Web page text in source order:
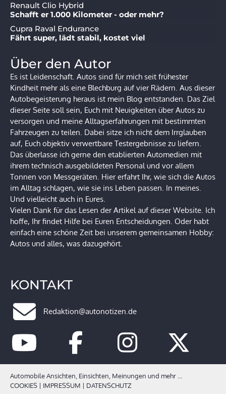
Renault Clio Hybrid
Schafft er 1.000 Kilometer - oder mehr?
Cupra Raval Endurance
Fährt super, lädt stabil, kostet viel
Über den Autor
Es ist Leidenschaft. Autos sind für mich seit frühester
Kindheit mehr als eine Blechburg auf vier Rädern. Aus dieser
Autobegeisterung heraus ist mein Blog entstanden. Das Ziel
dieser Seite soll sein, Euch mit Neuigkeiten über Autos zu
versorgen und meine Alltagserfahrungen mit bestimmten
Fahrzeugen zu teilen. Dabei sitze ich nicht dem Irrglauben
auf, Euch objektiv verwertbare Testergebnisse zu liefern.
Das überlasse ich gerne den etablierten Automedien mit
ihrem technisch ausgebildeten Personal und vor allem
Tonnen von Messgeräten. Hier erfahrt Ihr, wie sich die Autos
im Alltag schlagen, wie sie ins Leben passen. In meines.
Und vielleicht auch in Eures.
Vielen Dank für das Lesen der Artikel auf dieser Website. Ich
hoffe, Ihr findet Hilfe bei Euren Entscheidungen. Oder habt
einfach eine schöne Zeit bei unserem gemeinsamen Hobby:
Autos und alles, was dazugehört.
KONTAKT
Redaktion@autonotizen.de
Automobile Ansichten, Einsichten, Meinungen und mehr ...
COOKIES | IMPRESSUM | DATENSCHUTZ